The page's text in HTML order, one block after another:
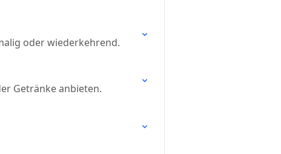
oder wiederkehrend.
Getränke anbieten.